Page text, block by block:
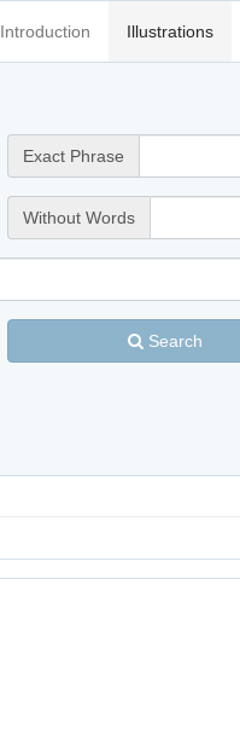
Introduction Illustrations
Exact Phrase
Without Words
Search